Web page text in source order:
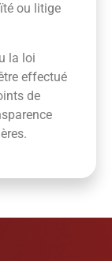
ou litige
la loi
effectué
de